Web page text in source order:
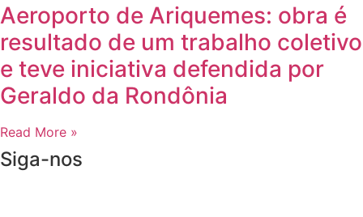
Aeroporto de Ariquemes: obra é
resultado de um trabalho coletivo
e teve iniciativa defendida por
Geraldo da Rondônia
Read More »
Siga-nos